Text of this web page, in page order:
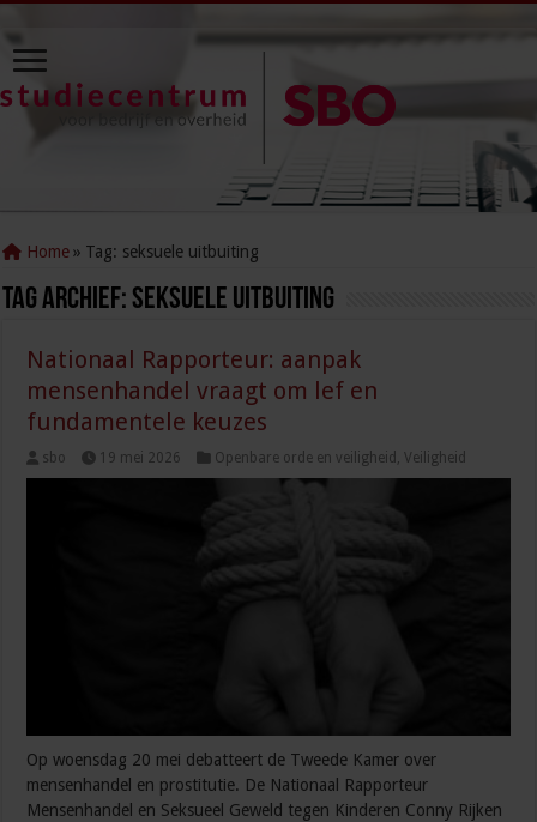
Home » Tag: seksuele uitbuiting
Tag Archief:seksuele uitbuiting
Nationaal Rapporteur: aanpak
mensenhandel vraagt om lef en
fundamentele keuzes
sbo 19 mei 2026 Openbare orde en veiligheid ,Veiligheid
Op woensdag 20 mei debatteert de Tweede Kamer over
mensenhandel en prostitutie. De Nationaal Rapporteur
Mensenhandel en Seksueel Geweld tegen Kinderen Conny Rijken